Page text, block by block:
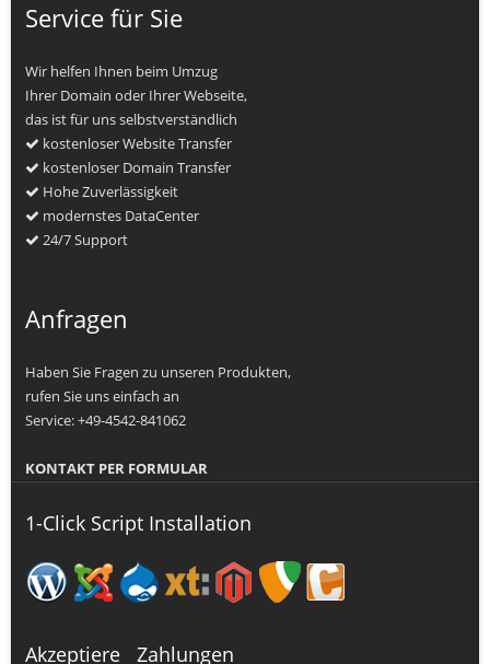
Service für Sie
Wir helfen Ihnen beim Umzug
Ihrer Domain oder Ihrer Webseite,
das ist für uns selbstverständlich
kostenloser Website Transfer
kostenloser Domain Transfer
Hohe Zuverlässigkeit
modernstes DataCenter
24/7 Support
Anfragen
Haben Sie Fragen zu unseren Produkten,
rufen Sie uns einfach an
Service: +49-4542-841062
KONTAKT PER FORMULAR
1-Click Script Installation
Akzeptiere Zahlungen